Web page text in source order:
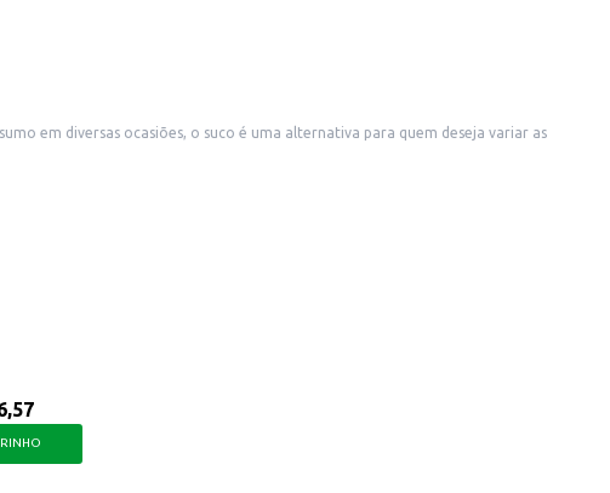
em diversas ocasiões, o suco é uma alternativa para quem deseja variar as